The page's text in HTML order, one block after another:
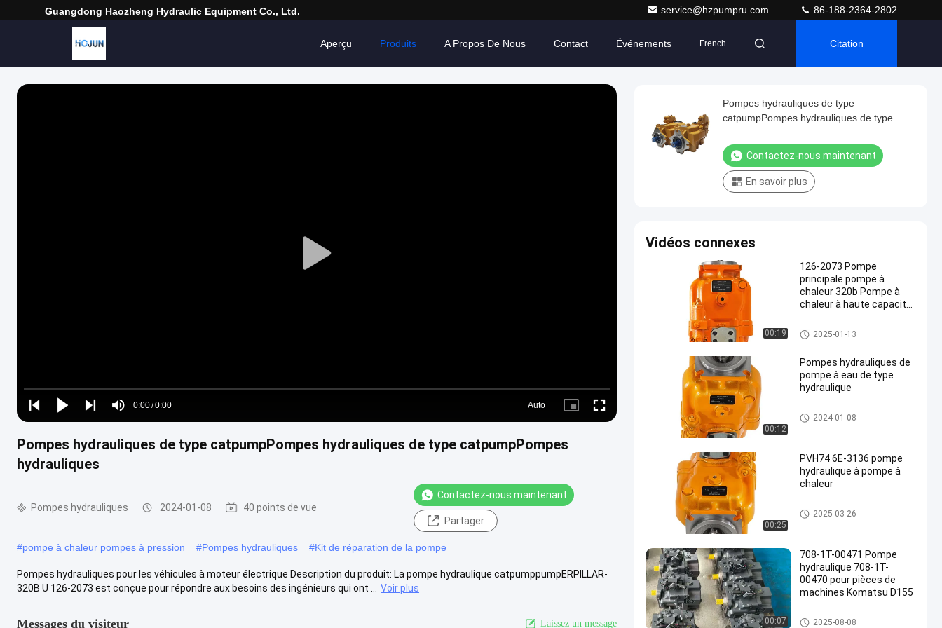
Guangdong Haozheng Hydraulic Equipment Co., Ltd. service@hzpumpru.com 86-188-2364-2802
Aperçu Produits A Propos De Nous Contact Événements French Citation
Play
Play
Play
Play
Mute
Time
0:00/0:00
Loaded:
0%
Auto
Picture- Fullscreen
Pompes hydrauliques de type catpumpPompes hydrauliques de type catpumpPompes
hydrauliques
Pompes hydrauliques 2024-01-08 40 points de vue
Contactez-nous maintenant
Partager
#pompe à chaleur pompes à pression #Pompes hydrauliques #Kit de réparation de la pompe
Pompes hydrauliques pour les véhicules à moteur électrique Description du produit: La pompe hydraulique catpumppumpERPILLAR-
320B U 126-2073 est conçue pour répondre aux besoins des ingénieurs qui ont ...
Voir plus
Messages du visiteur Laissez un message
Pompes hydrauliques de type
catpumpPompes hydrauliques de type
Contactez-nous maintenant
En savoir plus
Vidéos connexes
00:19
126-2073 Pompe
principale pompe à
chaleur 320b Pompe à
chaleur à haute capacité
Pompes hydrauliques
2025-01-13
00:12
Pompes hydrauliques de
pompe à eau de type
hydraulique
Pompes hydrauliques
2024-01-08
00:25
PVH74 6E-3136 pompe
hydraulique à pompe à
chaleur
Pompes hydrauliques
2025-03-26
00:07
708-1T-00471 Pompe
hydraulique 708-1T-
00470 pour pièces de
machines Komatsu D155
pompe à piston hydraulique
2025-08-08